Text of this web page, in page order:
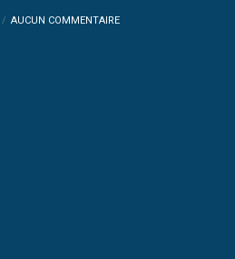
AUCUN COMMENTAIRE